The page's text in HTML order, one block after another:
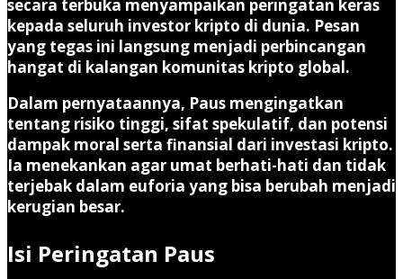
secara terbuka menyampaikan peringatan keras
kepada seluruh investor kripto di dunia. Pesan
yang tegas ini langsung menjadi perbincangan
hangat di kalangan komunitas kripto global.
Dalam pernyataannya, Paus mengingatkan
tentang risiko tinggi, sifat spekulatif, dan potensi
dampak moral serta finansial dari investasi kripto.
Ia menekankan agar umat berhati-hati dan tidak
terjebak dalam euforia yang bisa berubah menjadi
kerugian besar.
Isi Peringatan Paus